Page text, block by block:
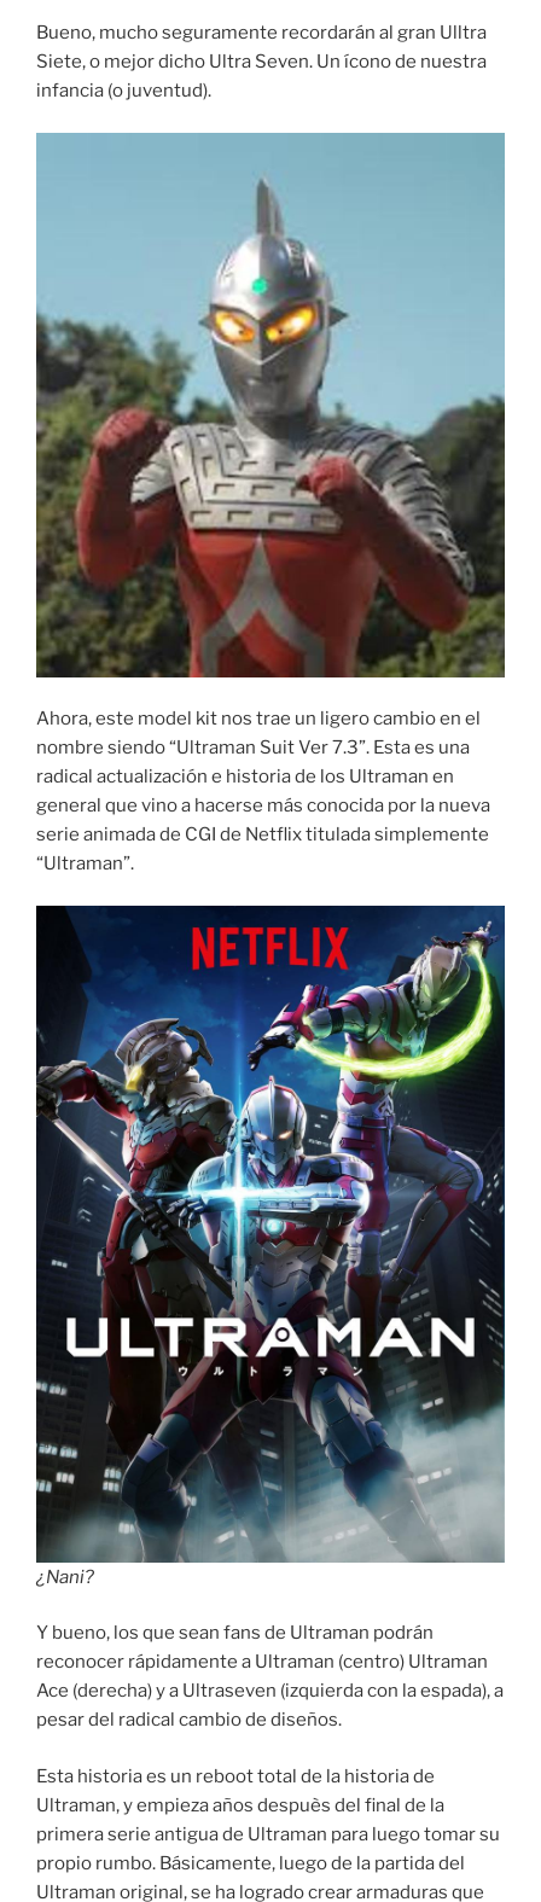
Bueno, mucho seguramente recordarán al gran Ulltra
Siete, o mejor dicho Ultra Seven. Un ícono de nuestra
infancia (o juventud).
Ahora, este model kit nos trae un ligero cambio en el
nombre siendo “Ultraman Suit Ver 7.3”. Esta es una
radical actualización e historia de los Ultraman en
general que vino a hacerse más conocida por la nueva
serie animada de CGI de Netflix titulada simplemente
“Ultraman”.
¿Nani?
Y bueno, los que sean fans de Ultraman podrán
reconocer rápidamente a Ultraman (centro) Ultraman
Ace (derecha) y a Ultraseven (izquierda con la espada), a
pesar del radical cambio de diseños.
Esta historia es un reboot total de la historia de
Ultraman, y empieza años despuès del final de la
primera serie antigua de Ultraman para luego tomar su
propio rumbo. Básicamente, luego de la partida del
Ultraman original, se ha logrado crear armaduras que